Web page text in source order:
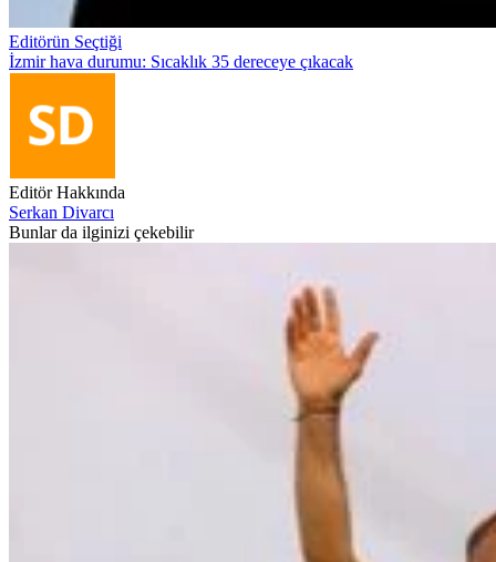
Editörün Seçtiği
İzmir hava durumu: Sıcaklık 35 dereceye çıkacak
Editör Hakkında
Serkan Divarcı
Bunlar da ilginizi çekebilir